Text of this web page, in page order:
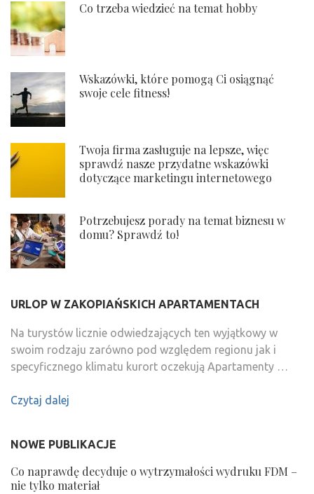
Co trzeba wiedzieć na temat hobby
Wskazówki, które pomogą Ci osiągnąć
swoje cele fitness!
Twoja firma zasługuje na lepsze, więc
sprawdź nasze przydatne wskazówki
dotyczące marketingu internetowego
Potrzebujesz porady na temat biznesu w
domu? Sprawdź to!
URLOP W ZAKOPIAŃSKICH APARTAMENTACH
Na turystów licznie odwiedzających ten wyjątkowy w
swoim rodzaju zarówno pod względem regionu jak i
specyficznego klimatu kurort oczekują Apartamenty …
Czytaj dalej
NOWE PUBLIKACJE
Co naprawdę decyduje o wytrzymałości wydruku FDM –
nie tylko materiał